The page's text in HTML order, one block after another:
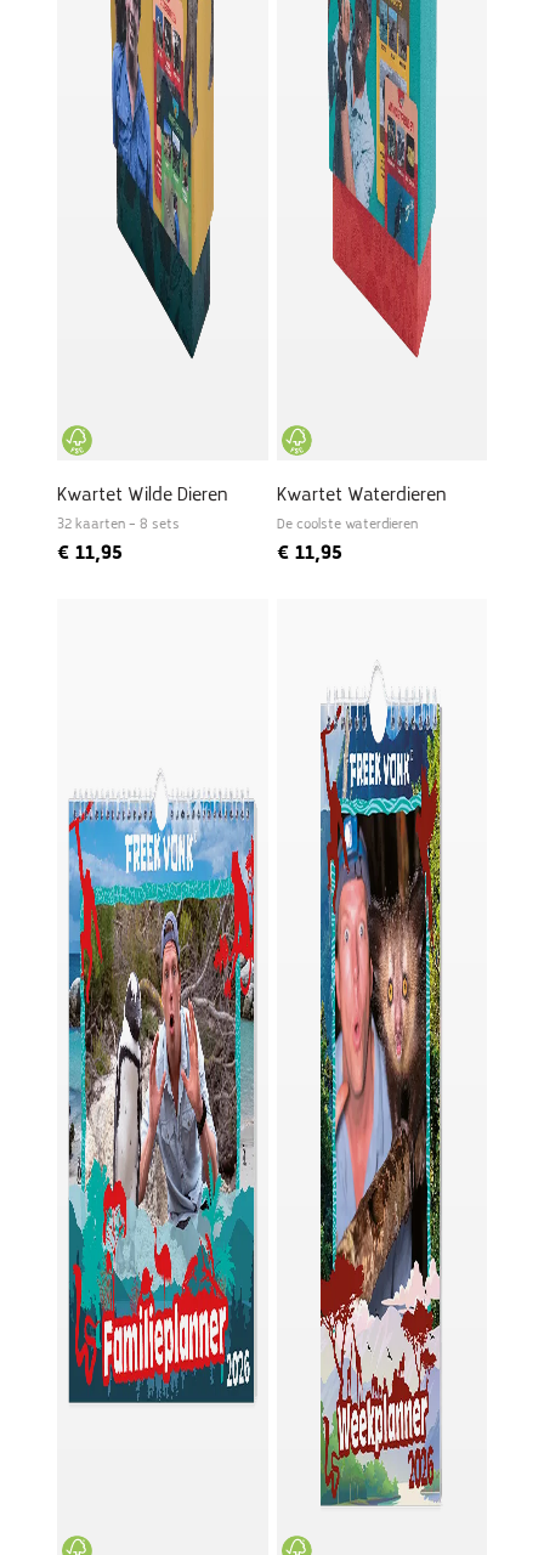
Kwartet Wilde Dieren
32 kaarten – 8 sets
€ 11,95
Kwartet Waterdieren
De coolste waterdieren
€11,95